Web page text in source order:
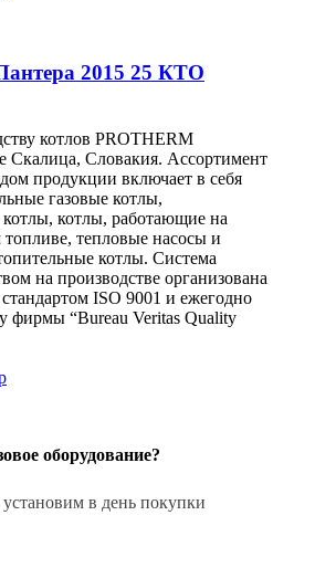
2015 25 КТО
котлов PROTHERM
Скалица, Словакия. Ассортимент
продукции включает в себя
газовые котлы,
котлы, работающие на
тепловые насосы и
котлы. Система
на производстве организована
ISO 9001 и ежегодно
фирмы “Bureau Veritas Quality
оборудование?
в день покупки